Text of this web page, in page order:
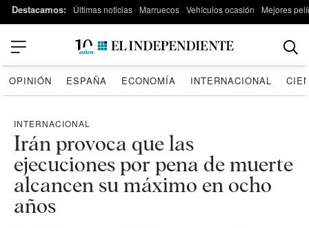
Destacamos: Últimas noticias Marruecos Vehículos ocasión Mejores
OPINIÓN ESPAÑA ECONOMÍA INTERNACIONAL
INTERNACIONAL
Irán provoca que las
ejecuciones por pena de muerte
alcancen su máximo en ocho
años